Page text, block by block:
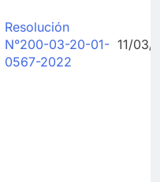
Resolución
N°200-03-20-01-
0567-2022
11/03/